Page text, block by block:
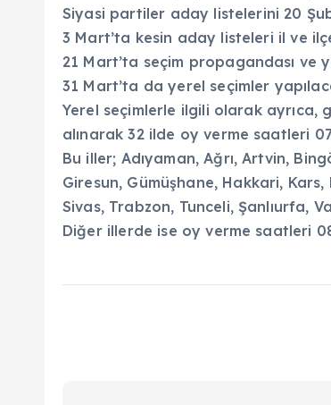
Siyasi partiler aday listelerini 20
3 Mart’ta kesin aday listeleri il ve
21 Mart’ta seçim propagandası ve
31 Mart’ta da yerel seçimler
Yerel seçimlerle ilgili olarak ayrıca,
alınarak 32 ilde oy verme saatleri
Bu iller; Adıyaman, Ağrı, Artvin,
Giresun, Gümüşhane, Hakkari,
Sivas, Trabzon, Tunceli, Şanlıurfa,
Diğer illerde ise oy verme saatleri